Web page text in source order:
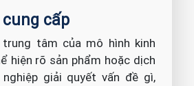
cấp
tâm của mô hình kinh
hiện rõ sản phẩm hoặc dịch
giải quyết vấn đề gì,